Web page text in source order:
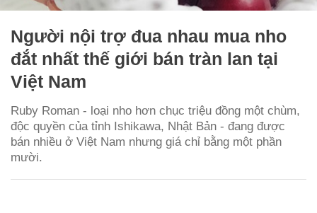
Người nội trợ đua nhau mua nho
đắt nhất thế giới bán tràn lan tại
Việt Nam
Ruby Roman - loại nho hơn chục triệu đồng một chùm,
độc quyền của tỉnh Ishikawa, Nhật Bản - đang được
bán nhiều ở Việt Nam nhưng giá chỉ bằng một phần
mười.